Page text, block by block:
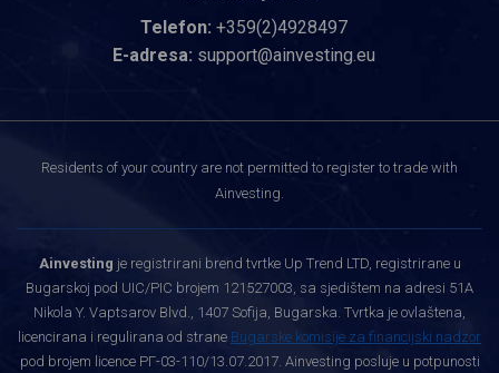
Telefon: +359(2)4928497
E-adresa: support@ainvesting.eu
Residents of your country are not permitted to register to trade with
Ainvesting.
Ainvesting je registrirani brend tvrtke Up Trend LTD, registrirane u
Bugarskoj pod UIC/PIC brojem 121527003, sa sjedištem na adresi 51A
Nikola Y. Vaptsarov Blvd., 1407 Sofija, Bugarska. Tvrtka je ovlaštena,
licencirana i regulirana od strane Bugarske komisije za financijski nadzor
pod brojem licence РГ-03-110/13.07.2017. Ainvesting posluje u potpunosti